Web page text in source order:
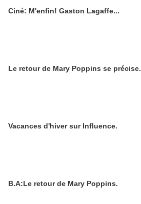
Ciné: M'enfin! Gaston Lagaffe...
Le retour de Mary Poppins se précise.
Vacances d'hiver sur Influence.
B.A:Le retour de Mary Poppins.